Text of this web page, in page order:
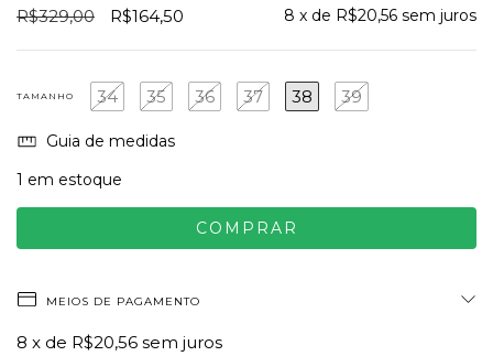
R$329,00 R$164,50 8 x de R$20,56 sem juros
TAMANHO 34 35 36 37 38 39
Guia de medidas
1 em estoque
MEIOS DE PAGAMENTO
8 x de R$20,56 sem juros